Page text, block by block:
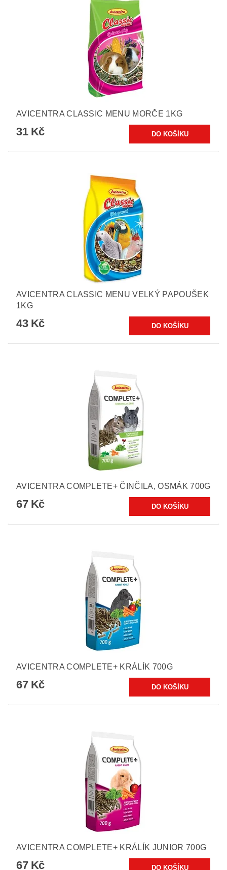
AVICENTRA CLASSIC MENU MORČE 1KG
31 Kč
AVICENTRA CLASSIC MENU VELKÝ PAPOUŠEK
1KG
43 Kč
AVICENTRA COMPLETE+ ČINČILA, OSMÁK 700G
67 Kč
AVICENTRA COMPLETE+ KRÁLÍK 700G
67 Kč
AVICENTRA COMPLETE+ KRÁLÍK JUNIOR 700G
67 Kč